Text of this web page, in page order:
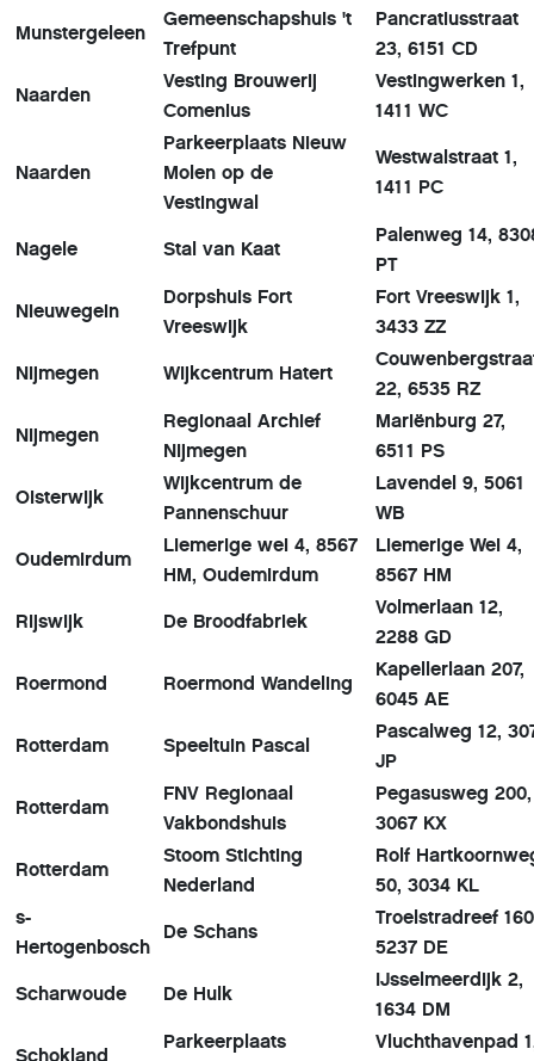
Munstergeleen
Gemeenschapshuis 't
Trefpunt
Pancratiusstraat
23, 6151 CD
Naarden
Vesting Brouwerij
Comenius
Vestingwerken 1,
1411 WC
Naarden
Parkeerplaats Nieuw
Molen op de
Vestingwal
Westwalstraat 1,
1411 PC
Nagele Stal van Kaat
Palenweg 14,
PT
Nieuwegein
Dorpshuis Fort
Vreeswijk
Fort Vreeswijk 1,
3433 ZZ
Nijmegen Wijkcentrum Hatert
22, 6535 RZ
Nijmegen
Regionaal Archief
Nijmegen
Mariënburg 27,
6511 PS
Oisterwijk
Wijkcentrum de
Pannenschuur
Lavendel 9, 5061
WB
Oudemirdum
Liemerige wei 4, 8567
HM, Oudemirdum
Liemerige Wei 4,
8567 HM
Rijswijk De Broodfabriek
Volmerlaan 12,
2288 GD
Roermond Roermond Wandeling
Kapellerlaan 207,
6045 AE
Rotterdam Speeltuin Pascal
Pascalweg 12,
JP
Rotterdam
FNV Regionaal
Vakbondshuis
Pegasusweg 200,
3067 KX
Rotterdam
Stoom Stichting
Nederland
Rolf
50, 3034 KL
s-
Hertogenbosch
De Schans
Troelstradreef
5237 DE
Scharwoude De Hulk
IJsselmeerdijk 2,
1634 DM
Schokland
Parkeerplaats
Vluchthavenpad